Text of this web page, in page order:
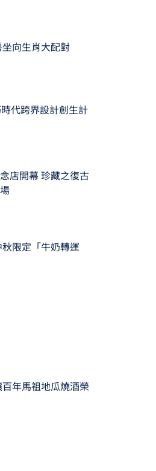
向生肖大配對
代跨界設計創生計
店開幕 珍藏之復古
限定「牛奶轉運
百年馬祖地瓜燒酒榮